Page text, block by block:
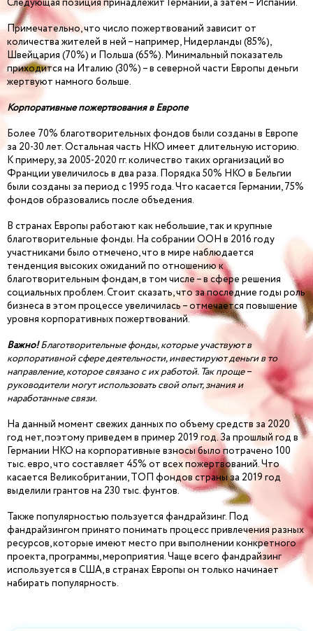
Примечательно, что число пожертвований зависит от
количества жителей в ней – например, Нидерланды (85%),
Швейцария (70%) и Польша (65%). Минимальный показатель
приходится на Италию (30%) – в северной части Европы деньги
жертвуют намного больше.
Корпоративные пожертвования в Европе
Более 70% благотворительных фондов были созданы в Европе
за 20-30 лет. Остальная часть НКО имеет длительную историю.
К примеру, за 2005-2020 гг. количество таких организаций во
Франции увеличилось в два раза. Порядка 50% НКО в Бельгии
были созданы за период с 1995 года. Что касается Германии, 75%
фондов образовались после объедения.
В странах Европы работают как небольшие, так и крупные
благотворительные фонды. На собрании ООН в 2016 году
участниками было отмечено, что в мире наблюдается
тенденция высоких ожиданий по отношению к
благотворительным фондам, в том числе – в сфере решения
социальных проблем. Стоит сказать, что за последние годы роль
бизнеса в этом процессе увеличилась – отмечается повышение
уровня корпоративных пожертвований.
Важно!Благотворительные фонды, которые участвуют в
корпоративной сфере деятельности, инвестируют деньги в то
направление, которое связано с их работой. Так проще–
руководители могут использовать свой опыт, знания и
наработанные связи.
На данный момент свежих данных по объему средств за 2020
год нет, поэтому приведем в пример 2019 год. За прошлый год в
Германии НКО на корпоративные взносы было потрачено 100
тыс. евро, что составляет 45% от всех пожертвований. Что
касается Великобритании, ТОП фондов страны за 2019 год
выделили грантов на 230 тыс. фунтов.
Также популярностью пользуется фандрайзинг. Под
фандрайзингом принято понимать процесс привлечения разных
ресурсов, которые имеют место при выполнении конкретного
проекта, программы, мероприятия. Чаще всего фандрайзинг
используется в США, в странах Европы он только начинает
набирать популярность.